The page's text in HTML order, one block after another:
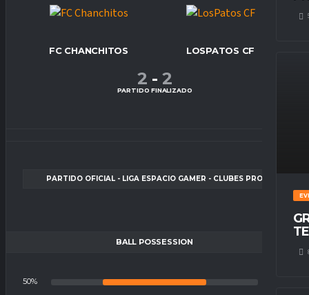
FC CHANCHITOS LOSPATOS CF
2 - 2
PARTIDO FINALIZADO
PARTIDO OFICIAL - LIGA ESPACIO GAMER - CLUBES PRO
BALL POSSESSION
50%